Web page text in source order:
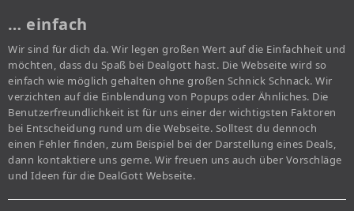
… einfach
Wir sind für dich da. Wir legen großen Wert auf die Einfachheit und
möchten, dass du Spaß bei Dealgott hast. Die Webseite wird so
einfach wie möglich gehalten ohne großen Schnick Schnack. Wir
verzichten auf die Einblendung von Popups oder Ähnliches. Die
Benutzerfreundlichkeit ist für uns einer der wichtigsten Faktoren
bei Entscheidung rund um die Webseite. Solltest du dennoch
einen Fehler finden, zum Beispiel bei der Darstellung eines Deals,
dann kontaktiere uns gerne. Wir freuen uns auch über Vorschläge
und Ideen für die DealGott Webseite.